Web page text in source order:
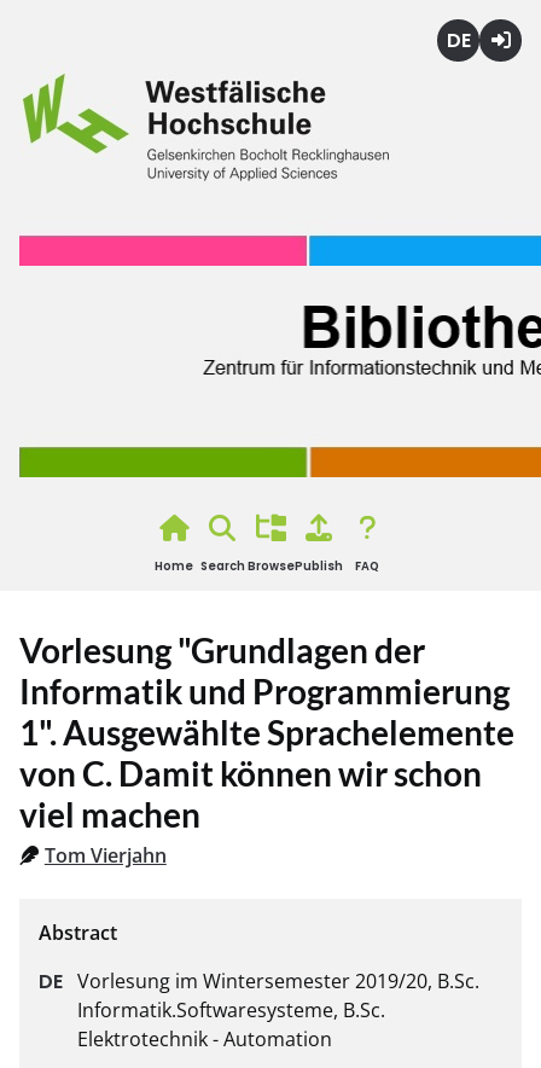
Home Search BrowsePublish FAQ
Vorlesung "Grundlagen der
Informatik und Programmierung
1". Ausgewählte Sprachelemente
von C. Damit können wir schon
viel machen
Tom Vierjahn
Vorlesung im Wintersemester 2019/20, B.Sc.
Informatik.Softwaresysteme, B.Sc.
Elektrotechnik - Automation